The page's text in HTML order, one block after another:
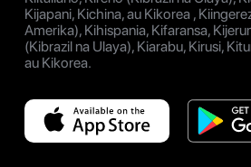
Kijapani, Kichina, au Kikorea ,
Amerika), Kihispania, Kifaransa,
(Kibrazil na Ulaya), Kiarabu, Kirusi,
au Kikorea.